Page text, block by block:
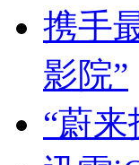
携手
影院”
“蔚